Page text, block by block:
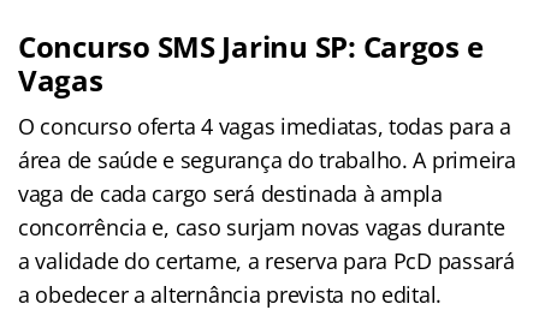
Concurso SMS Jarinu SP: Cargos e
Vagas
O concurso oferta 4 vagas imediatas, todas para a
área de saúde e segurança do trabalho. A primeira
vaga de cada cargo será destinada à ampla
concorrência e, caso surjam novas vagas durante
a validade do certame, a reserva para PcD passará
a obedecer a alternância prevista no edital.